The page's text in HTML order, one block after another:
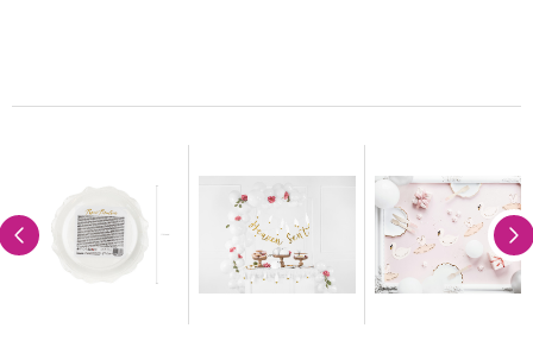
ROZLUČKA SE SVOBODOU
Šerpy na rozlučku se svobodou
Balónky na rozlučku se svobodou
Girlandy na loučení se svobodou
SVATEBNÍ FOTOKOUTEK